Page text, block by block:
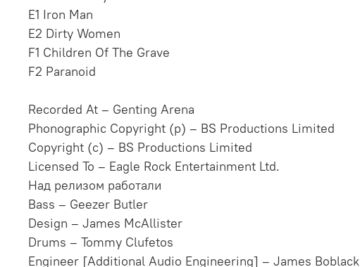
E1 Iron Man
E2 Dirty Women
F1 Children Of The Grave
F2 Paranoid
Recorded At – Genting Arena
Phonographic Copyright (p) – BS Productions Limited
Copyright (c) – BS Productions Limited
Licensed To – Eagle Rock Entertainment Ltd.
Над релизом работали
Bass – Geezer Butler
Design – James McAllister
Drums – Tommy Clufetos
Engineer [Additional Audio Engineering] – James Boblack